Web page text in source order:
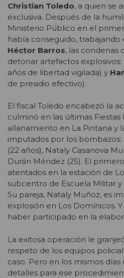
Christian Toledo, a quien se
exclusiva. Después de la
Ministerio Público en el
había conseguido,
Héctor Barros, las condenas
detonar artefactos explosivos:
años de libertad vigilada) y
de presidio efectivo).
El fiscal Toledo encabezó la
culminó en las últimas Fiestas
allanamiento en La Pintana y
imputados por los bombazos:
(22 años), Nataly Casanova
Durán Méndez (25). El
atentados en la estación de
subcentro de Escuela Militar
Su pareja, Nataly Muñoz, es
explosión en Los Domínicos.
haber participado en la
La exitosa operación le
respeto de los equipos
caso. Pero en los mismos
detalles para ese